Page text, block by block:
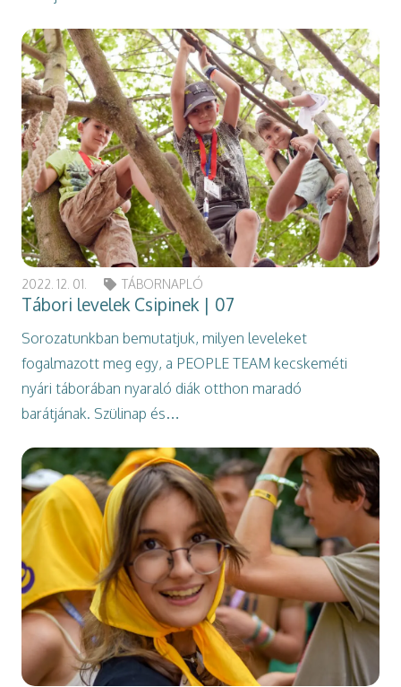
2022. 12. 01. TÁBORNAPLÓ
Tábori levelek Csipinek | 07
Sorozatunkban bemutatjuk, milyen leveleket
fogalmazott meg egy, a PEOPLE TEAM kecskeméti
nyári táborában nyaraló diák otthon maradó
barátjának. Szülinap és…